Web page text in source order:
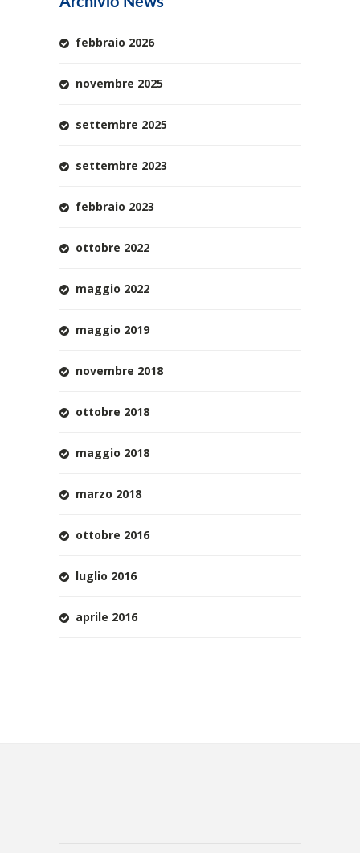
febbraio 2026
novembre 2025
settembre 2025
settembre 2023
febbraio 2023
ottobre 2022
maggio 2022
maggio 2019
novembre 2018
ottobre 2018
maggio 2018
marzo 2018
ottobre 2016
luglio 2016
aprile 2016